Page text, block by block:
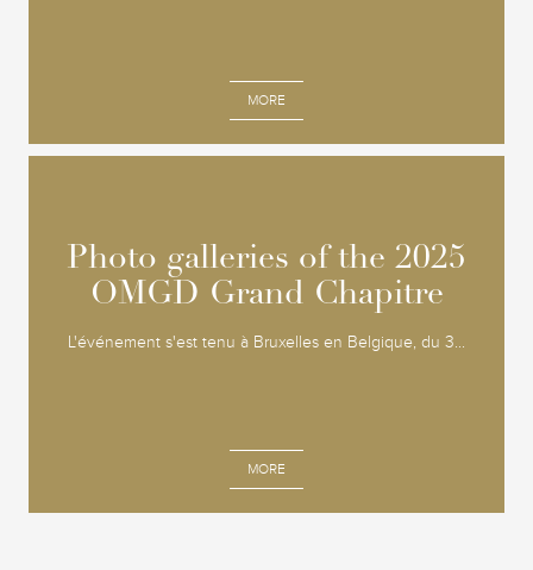
MORE
Photo galleries of the 2025
OMGD Grand Chapitre
L'événement s'est tenu à Bruxelles en Belgique, du 3...
MORE
Photo galleries of the 2025
OMGD Grand Chapitre